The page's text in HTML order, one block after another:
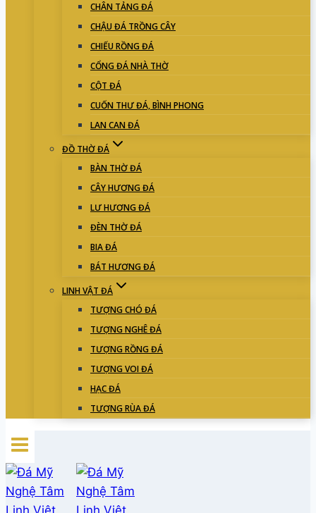
CHÂN TẢNG ĐÁ
CHẬU ĐÁ TRỒNG CÂY
CHIẾU RỒNG ĐÁ
CỔNG ĐÁ NHÀ THỜ
CỘT ĐÁ
CUỐN THƯ ĐÁ, BÌNH PHONG
LAN CAN ĐÁ
ĐỒ THỜ ĐÁ
BÀN THỜ ĐÁ
CÂY HƯƠNG ĐÁ
LƯ HƯƠNG ĐÁ
ĐÈN THỜ ĐÁ
BIA ĐÁ
BÁT HƯƠNG ĐÁ
LINH VẬT ĐÁ
TƯỢNG CHÓ ĐÁ
TƯỢNG NGHÊ ĐÁ
TƯỢNG RỒNG ĐÁ
TƯỢNG VOI ĐÁ
HẠC ĐÁ
TƯỢNG RÙA ĐÁ